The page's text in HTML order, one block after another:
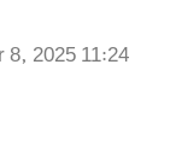
8, 2025 11:24